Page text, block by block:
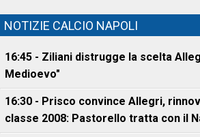
NOTIZIE CALCIO NAPOLI
16:45 - Ziliani distrugge la scelta
Medioevo"
16:30 - Prisco convince Allegri,
classe 2008: Pastorello tratta con il